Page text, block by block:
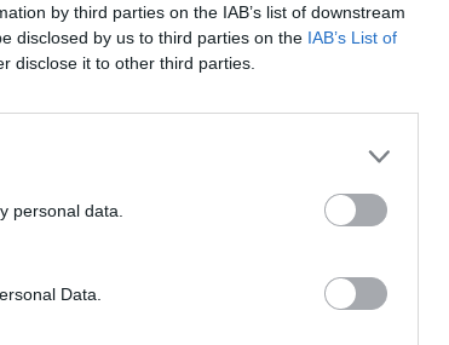
by third parties on the IAB’s list of downstream
disclosed by us to third parties on the IAB’s List of
disclose it to other third parties.
personal data.
Data.
Οι συναυλίες
εισιτήρια - Ποιοι
τις τιμές
ανέφερε ο
πολιτικού,
να
αποκαλύφθηκε
το σπίτι της
ασκούμενης
τηλέφωνα και